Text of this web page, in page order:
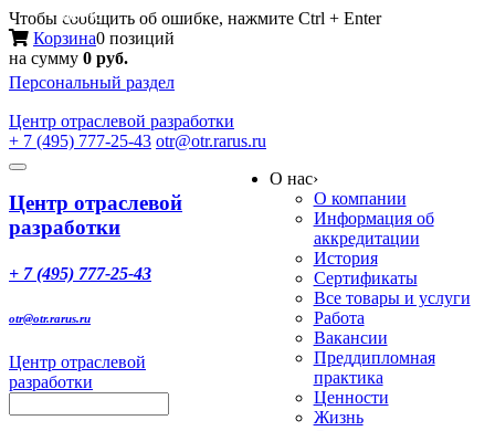
Чтобы сообщить об ошибке, нажмите Ctrl + Enter
Корзина0 позиций
на сумму 0 руб.
Персональный раздел
Центр отраслевой разработки
+ 7 (495) 777-25-43 otr@otr.rarus.ru
Toggle
Меню
Центр отраслевой
разработки
+ 7 (495) 777-25-43
otr@otr.rarus.ru
Центр отраслевой
разработки
О нас›
О компании
Информация об
аккредитации
История
Сертификаты
Все товары и услуги
Работа
Вакансии
Преддипломная
практика
Ценности
Жизнь